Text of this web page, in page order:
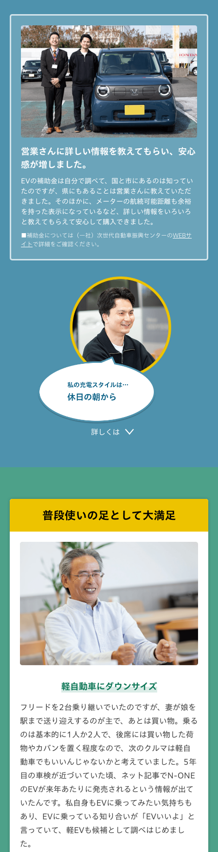
営業さんに詳しい情報を教えてもらい、 安心
感が増しました。
EVの補助金は自分で調べて、国と市にあるのは知ってい
たのですが、県にもあることは営業さんに教えていただ
きました。そのほかに、メーターの航続可能距離も余裕
を持った表示になっているなど、詳しい情報をいろいろ
と教えてもらえて安心して購入できました。
■補助金については（一社）次世代自動車振興センターのWEBサ
イト で詳細をご確認ください。
普段使いの足として大満足
軽自動車にダウンサイズ
フリードを2台乗り継いでいたのですが、妻が娘を
駅まで送り迎えするのが主で、あとは買い物。乗る
のは基本的に1人か2人で、後席には買い物した荷
物やカバンを置く程度なので、次のクルマは軽自
動車でもいいんじゃないかと考えていました。5年
目の車検が近づいていた頃、ネット記事でN-ONE
のEVが来年あたりに発売されるという情報が出て
いたんです。私自身もEVに乗ってみたい気持ちも
あり、EVに乗っている知り合いが「EVいいよ」と
言っていて、軽EVも候補として調べはじめまし
た。